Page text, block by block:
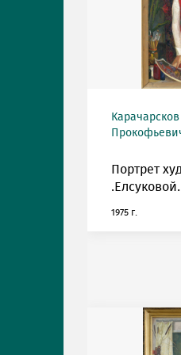
Портрет
.Елсуковой.
1975 г.